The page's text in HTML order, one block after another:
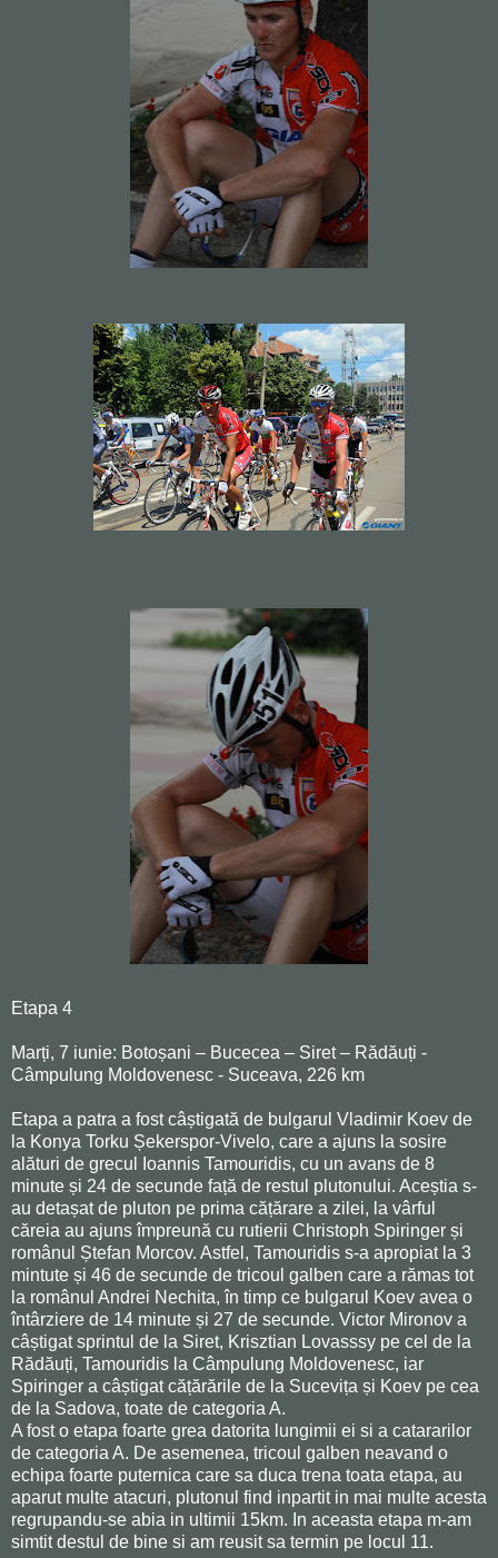
Etapa 4
Marți, 7 iunie: Botoșani – Bucecea – Siret – Rădăuți -
Câmpulung Moldovenesc - Suceava, 226 km
Etapa a patra a fost câștigată de bulgarul Vladimir Koev de
la Konya Torku Șekerspor-Vivelo, care a ajuns la sosire
alături de grecul Ioannis Tamouridis, cu un avans de 8
minute și 24 de secunde față de restul plutonului. Aceștia s-
au detașat de pluton pe prima cățărare a zilei, la vârful
căreia au ajuns împreună cu rutierii Christoph Spiringer și
românul Ștefan Morcov. Astfel, Tamouridis s-a apropiat la 3
mintute și 46 de secunde de tricoul galben care a rămas tot
la românul Andrei Nechita, în timp ce bulgarul Koev avea o
întârziere de 14 minute și 27 de secunde. Victor Mironov a
câștigat sprintul de la Siret, Krisztian Lovasssy pe cel de la
Rădăuți, Tamouridis la Câmpulung Moldovenesc, iar
Spiringer a câștigat cățărările de la Sucevița și Koev pe cea
de la Sadova, toate de categoria A.
A fost o etapa foarte grea datorita lungimii ei si a catararilor
de categoria A. De asemenea, tricoul galben neavand o
echipa foarte puternica care sa duca trena toata etapa, au
aparut multe atacuri, plutonul find inpartit in mai multe acesta
regrupandu-se abia in ultimii 15km. In aceasta etapa m-am
simtit destul de bine si am reusit sa termin pe locul 11.